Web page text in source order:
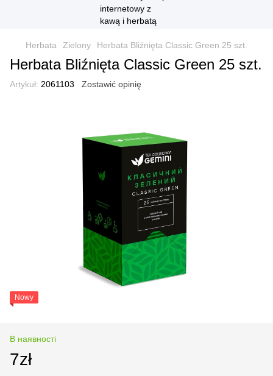
Herbata Zielony Herbata Bliźnięta Classic Green 25 szt.
Herbata Bliźnięta Classic Green 25 szt.
Artykuł: 2061103 Zostawić opinię
Nowy
В наявності
7zł